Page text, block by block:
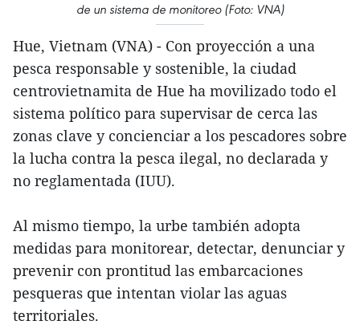
de un sistema de monitoreo (Foto: VNA)
Hue, Vietnam (VNA) - Con proyección a una
pesca responsable y sostenible, la ciudad
centrovietnamita de Hue ha movilizado todo el
sistema político para supervisar de cerca las
zonas clave y concienciar a los pescadores sobre
la lucha contra la pesca ilegal, no declarada y
no reglamentada (IUU).
Al mismo tiempo, la urbe también adopta
medidas para monitorear, detectar, denunciar y
prevenir con prontitud las embarcaciones
pesqueras que intentan violar las aguas
territoriales.